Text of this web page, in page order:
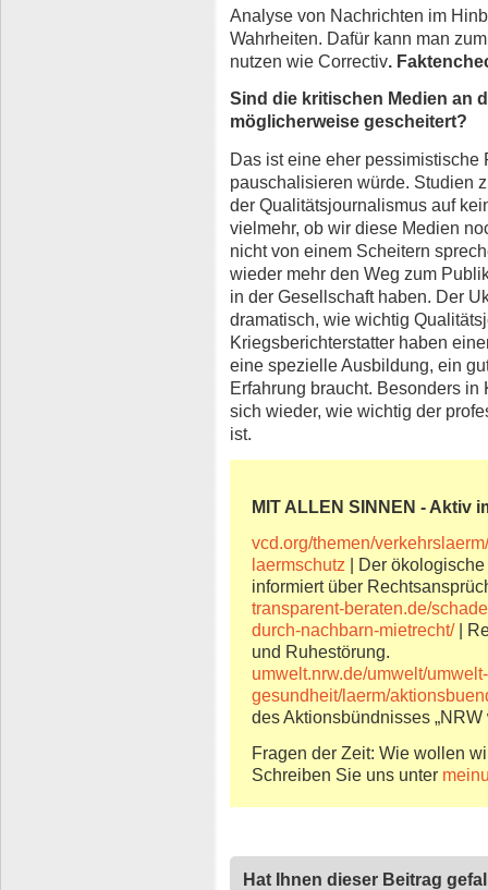
Analyse von Nachrichten im
Wahrheiten. Dafür kann man
nutzen wie Correctiv.
Sind die kritischen Medien an
möglicherweise gescheitert?
Das ist eine eher pessimistische
pauschalisieren würde. Studien
der Qualitätsjournalismus auf
vielmehr, ob wir diese Medien
nicht von einem Scheitern
wieder mehr den Weg zum
in der Gesellschaft haben. Der
dramatisch, wie wichtig
Kriegsberichterstatter haben
eine spezielle Ausbildung, ein
Erfahrung braucht. Besonders
sich wieder, wie wichtig der
ist.
MIT ALLEN SINNEN - Aktiv
vcd.org/themen/
laermschutz | Der
informiert über
transparent-beraten.de/
durch-nachbarn-mietrecht/|
und Ruhestörung.
umwelt.nrw.de/umwelt/
gesundheit/laerm/
des Aktionsbündnisses „NRW
Fragen der Zeit: Wie wollen
Schreiben Sie uns unter
Hat Ihnen dieser Beitrag